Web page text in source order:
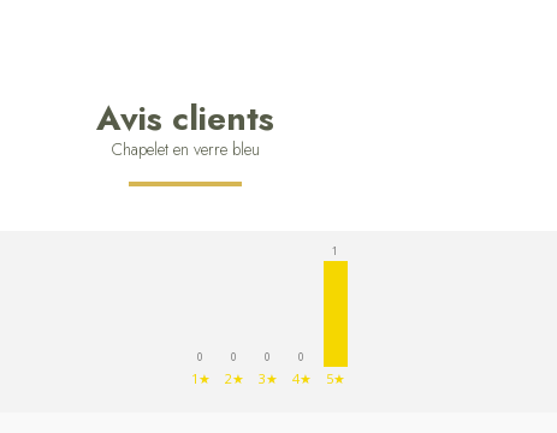
Avis clients
Chapelet en verre bleu
0
1★
0
2★
0
3★
0
4★
1
5★